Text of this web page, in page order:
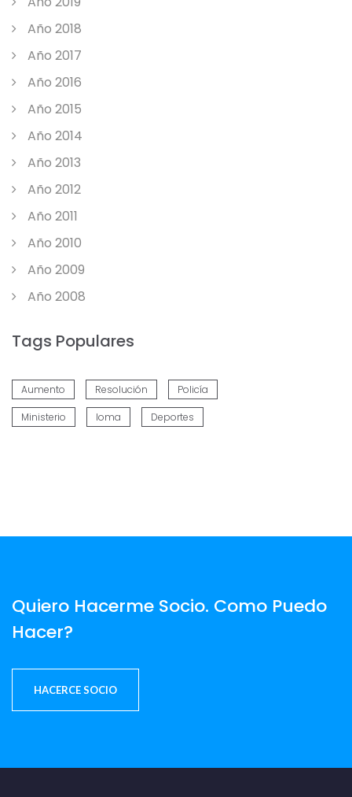
Año 2018
Año 2017
Año 2016
Año 2015
Año 2014
Año 2013
Año 2012
Año 2011
Año 2010
Año 2009
Año 2008
Tags Populares
Aumento Resolución Policía
Ministerio Ioma Deportes
Quiero Hacerme Socio. Como Puedo
Hacer?
HACERCE SOCIO